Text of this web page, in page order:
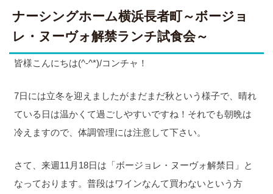
ナーシングホーム横浜長者町～ボージョ
レ・ヌーヴォ解禁ランチ試食会～
皆様こんにちは(^-^*)/コンチャ！
7日には立冬を迎えましたがまだまだ秋という様子で、晴れ
ている日は温かくて過ごしやすいですね！それでも朝晩は
冷えますので、体調管理には注意して下さい。
さて、来週11月18日は「ボージョレ・ヌーヴォ解禁日」と
なっております。普段はワインなんて買わないという方